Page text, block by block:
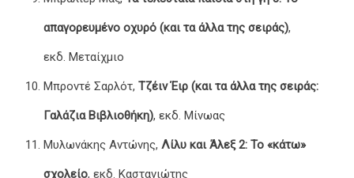
απαγορευμένο οχυρό (και τα άλλα της σειράς),
εκδ. Μεταίχμιο
Μπροντέ Σαρλότ, Τζέιν Έιρ (και τα άλλα της σειράς:
Γαλάζια Βιβλιοθήκη), εκδ. Μίνωας
Μυλωνάκης Αντώνης, Λίλυ και Άλεξ 2: Το «κάτω»
σχολείο, εκδ. Καστανιώτης